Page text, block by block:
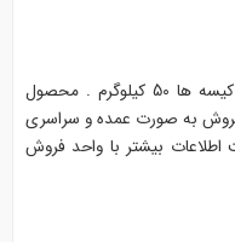
فروش پیت ماس ککیلا 300 لیتری . وزن کیسه ها 50 کیلوگرم . محصول
به صورت عمده و سراسری
بیشتر با واحد فروش